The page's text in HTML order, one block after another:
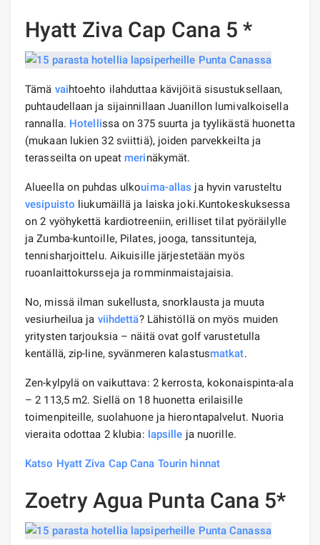
Hyatt Ziva Cap Cana 5 *
Tämä vaihtoehto ilahduttaa kävijöitä sisustuksellaan,
puhtaudellaan ja sijainnillaan Juanillon lumivalkoisella
rannalla. Hotellissa on 375 suurta ja tyylikästä huonetta
(mukaan lukien 32 sviittiä), joiden parvekkeilta ja
terasseilta on upeat merinäkymät.
Alueella on puhdas ulkouima-allas ja hyvin varusteltu
vesipuisto liukumäillä ja laiska joki.Kuntokeskuksessa
on 2 vyöhykettä kardiotreeniin, erilliset tilat pyöräilylle
ja Zumba-kuntoille, Pilates, jooga, tanssitunteja,
tennisharjoittelu. Aikuisille järjestetään myös
ruoanlaittokursseja ja romminmaistajaisia.
No, missä ilman sukellusta, snorklausta ja muuta
vesiurheilua ja viihdettä? Lähistöllä on myös muiden
yritysten tarjouksia – näitä ovat golf varustetulla
kentällä, zip-line, syvänmeren kalastusmatkat.
Zen-kylpylä on vaikuttava: 2 kerrosta, kokonaispinta-ala
– 2 113,5 m2. Siellä on 18 huonetta erilaisille
toimenpiteille, suolahuone ja hierontapalvelut. Nuoria
vieraita odottaa 2 klubia: lapsille ja nuorille.
Katso Hyatt Ziva Cap Cana Tourin hinnat
Zoetry Agua Punta Cana 5*